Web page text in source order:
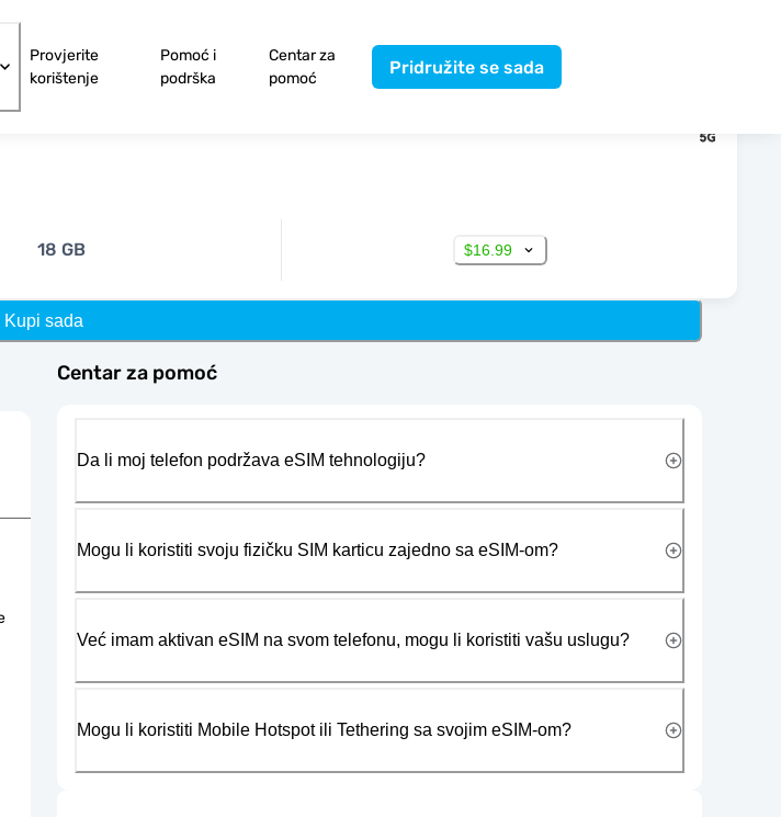
Provjerite
korištenje
Pomoć i
podrška
Centar za
pomoć
Pridružite se sada
18 GB $16.99
Kupi sada
Centar za pomoć
Da li moj telefon podržava eSIM tehnologiju?
Mogu li koristiti svoju fizičku SIM karticu zajedno sa eSIM-om?
Već imam aktivan eSIM na svom telefonu, mogu li koristiti vašu uslugu?
Mogu li koristiti Mobile Hotspot ili Tethering sa svojim eSIM-om?